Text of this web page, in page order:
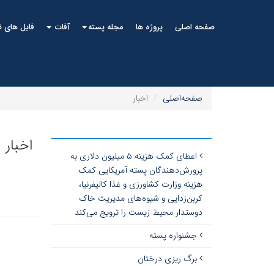
صفحه اصلی پروژه ها مجله پسته آفات فایل
صفحه‌اصلی اخبار
اخبار
اعطای کمک هزینه ۵ میلیون دلاری به
پرورش‌دهندگان پسته آمریکایی کمک
هزینه وزارت کشاورزی و غذا کالیفرنیا،
کربن‌زدایی و شیوه‌های مدیریت خاک
دوستدار محیط زیست را ترویج می‌کند
جشنواره پسته
برگ ریزی درختان